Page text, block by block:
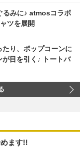
るみに♪ atmosコラボ
ツを展開
たり、ポップコーンに
目を引く♪ トートバ
ます!!